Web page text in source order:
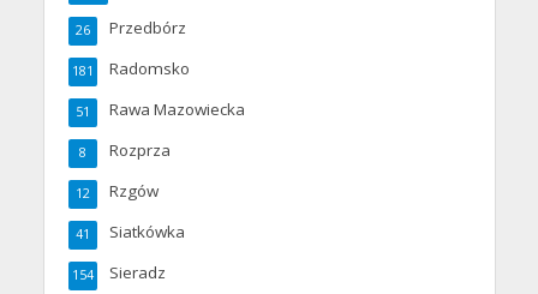
Przedbórz
26
Radomsko
181
Rawa Mazowiecka
51
Rozprza
8
Rzgów
12
Siatkówka
41
Sieradz
154